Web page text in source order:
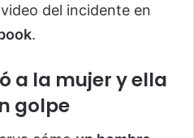
del incidente en
.
a la mujer y ella
golpe